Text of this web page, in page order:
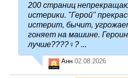
200 страниц
истерики. "Герой"
истерит, бычит,
гоняет на машине.
лучше????‍♀️? ...
Анн 02.08.2026